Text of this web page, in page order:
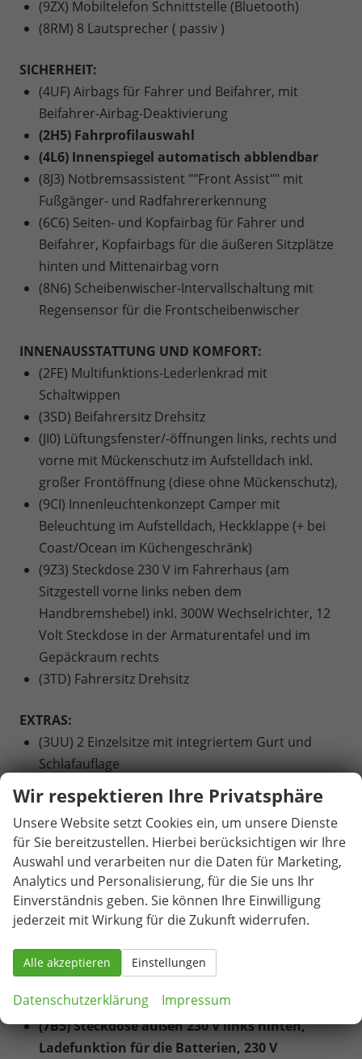
(9ZX) Mobiltelefon Schnittstelle (Bluetooth)
(8RM) 8 Lautsprecher ( passiv )
SICHERHEIT:
(4UF) Airbags für Fahrer und Beifahrer, mit
Beifahrer-Airbag-Deaktivierung
(2H5) Fahrprofilauswahl
(4L6) Innenspiegel automatisch abblendbar
(8J3) Notbremsassistent ""Front Assist"" mit
Fußgänger- und Radfahrererkennung
(6C6) Seiten- und Kopfairbag für Fahrer und
Beifahrer, Kopfairbags für die äußeren Sitzplätze
hinten und Mittenairbag vorn
(8N6) Scheibenwischer-Intervallschaltung mit
Regensensor für die Frontscheibenwischer
INNENAUSSTATTUNG UND KOMFORT:
(2FE) Multifunktions-Lederlenkrad mit
Schaltwippen
(3SD) Beifahrersitz Drehsitz
(JI0) Lüftungsfenster/-öffnungen links, rechts und
vorne mit Mückenschutz im Aufstelldach inkl.
großer Frontöffnung (diese ohne Mückenschutz),
(9CI) Innenleuchtenkonzept Camper mit
Beleuchtung im Aufstelldach, Heckklappe (+ bei
Coast/Ocean im Küchengeschränk)
(9Z3) Steckdose 230 V im Fahrerhaus (am
Sitzgestell vorne links neben dem
Handbremshebel) inkl. 300W Wechselrichter, 12
Volt Steckdose in der Armaturentafel und im
Gepäckraum rechts
(3TD) Fahrersitz Drehsitz
EXTRAS:
(3UU) 2 Einzelsitze mit integriertem Gurt und
Schlafauflage
(4S4) Armlehnen für Drehsitze Fahrer- und
Beifahrer beidseitig, mit elektrischer
Lendenwirbelstütze
(EM3) Aufmerksamkeits- und Müdigkeitswarnung
mit Fahrerbeobachtungskamera
(6FJ) Außenspiegelgehäuse in Schwarz hochglanz
(7VB) Camper Standheizung für Dauerbetrieb
(5R7) Schiebetür rechts mit Zuziehhilfe
(8IU) IQ.LIGHT-LED-Matrix-Scheinwerfer mit
LED-Tagfahrlicht
(7B5) Steckdose außen 230 V links hinten,
Ladefunktion für die Batterien, 230 V
Wir respektieren Ihre Privatsphäre
Unsere Website setzt Cookies ein, um unsere Dienste
für Sie bereitzustellen. Hierbei berücksichtigen wir Ihre
Auswahl und verarbeiten nur die Daten für Marketing,
Analytics und Personalisierung, für die Sie uns Ihr
Einverständnis geben. Sie können Ihre Einwilligung
jederzeit mit Wirkung für die Zukunft widerrufen.
Alle akzeptieren Einstellungen
Datenschutzerklärung Impressum